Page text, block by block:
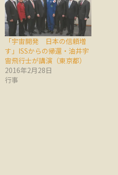
「宇宙開発 日本の信頼増
す」ISSからの帰還・油井宇
宙飛行士が講演（東京都）
2016年2月28日
行事